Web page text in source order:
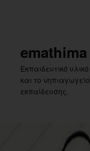
emathima
Εκπαιδευτικό
και το
εκπαίδευσης.